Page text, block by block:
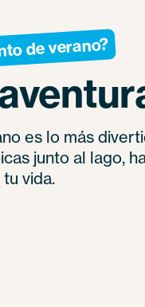
de verano?
es lo más
junto al lago,
vida.